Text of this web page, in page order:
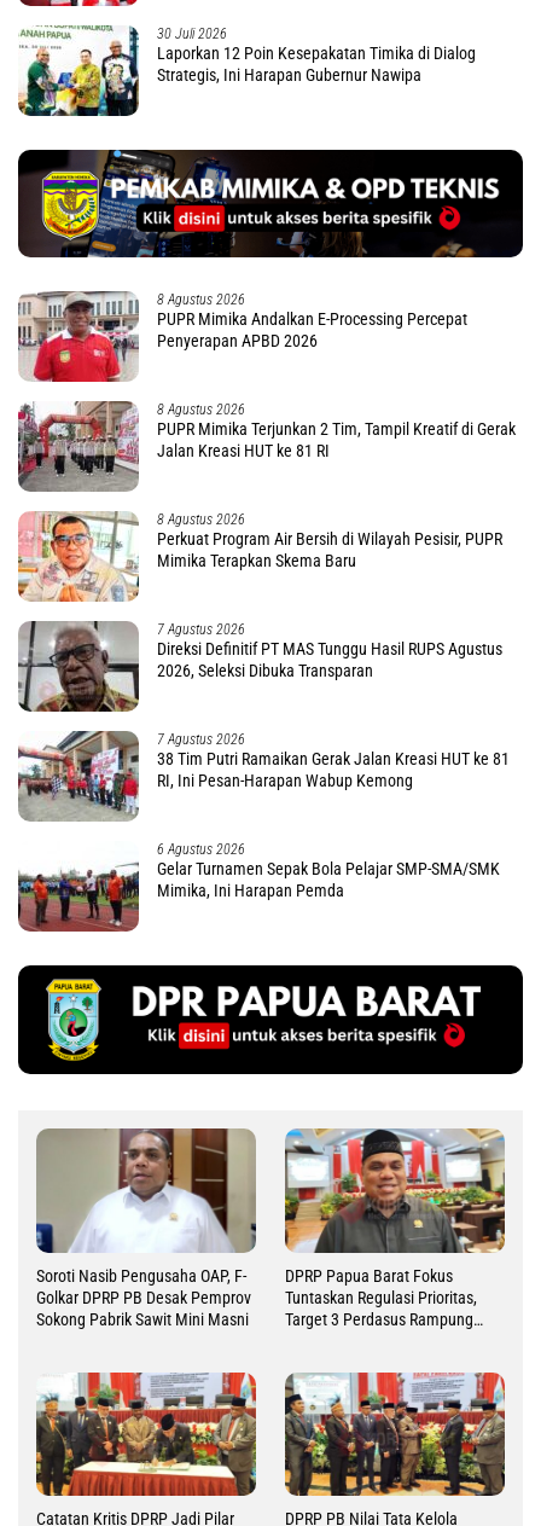
30 Juli 2026
Laporkan 12 Poin Kesepakatan Timika di Dialog
Strategis, Ini Harapan Gubernur Nawipa
8 Agustus 2026
PUPR Mimika Andalkan E-Processing Percepat
Penyerapan APBD 2026
8 Agustus 2026
PUPR Mimika Terjunkan 2 Tim, Tampil Kreatif di Gerak
Jalan Kreasi HUT ke 81 RI
8 Agustus 2026
Perkuat Program Air Bersih di Wilayah Pesisir, PUPR
Mimika Terapkan Skema Baru
7 Agustus 2026
Direksi Definitif PT MAS Tunggu Hasil RUPS Agustus
2026, Seleksi Dibuka Transparan
7 Agustus 2026
38 Tim Putri Ramaikan Gerak Jalan Kreasi HUT ke 81
RI, Ini Pesan-Harapan Wabup Kemong
6 Agustus 2026
Gelar Turnamen Sepak Bola Pelajar SMP-SMA/SMK
Mimika, Ini Harapan Pemda
Soroti Nasib Pengusaha OAP, F-
Golkar DPRP PB Desak Pemprov
Sokong Pabrik Sawit Mini Masni
DPRP Papua Barat Fokus
Tuntaskan Regulasi Prioritas,
Target 3 Perdasus Rampung
Catatan Kritis DPRP Jadi Pilar
DPRP PB Nilai Tata Kelola